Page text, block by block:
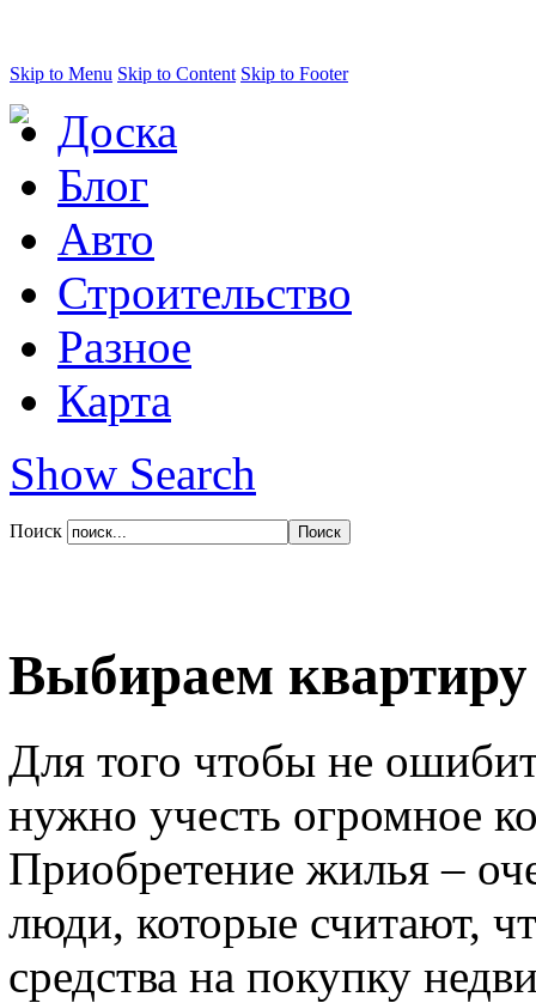
Skip to Menu Skip to Content Skip to Footer
Доска
Блог
Авто
Строительство
Разное
Карта
Show Search
Поиск
Выбираем квартиру
Для того чтобы не
нужно учесть огромное
Приобретение жилья –
люди, которые считают,
средства на покупку